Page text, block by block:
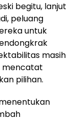
begitu, lanjut
peluang
untuk
masih
mencatat
pilihan.